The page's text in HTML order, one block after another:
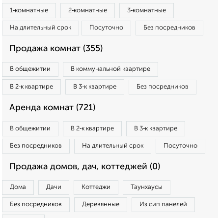
1‑комнатные 2‑комнатные 3‑комнатные
На длительный срок Посуточно Без посредников
Продажа комнат (355)
В общежитии В коммунальной квартире
В 2‑к квартире В 3‑к квартире Без посредников
Аренда комнат (721)
В общежитии В 2‑к квартире В 3‑к квартире
Без посредников На длительный срок Посуточно
Продажа домов, дач, коттеджей (0)
Дома Дачи Коттеджи Таунхаусы
Без посредников Деревянные Из сип панелей